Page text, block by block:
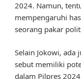
2024. Namun,
mempengaruhi
seorang pakar
Selain Jokowi,
sebut memiliki
dalam Pilpres